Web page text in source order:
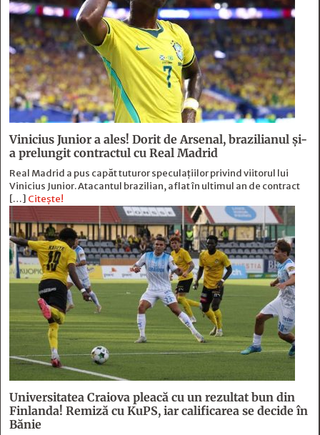
Vinicius Junior a ales! Dorit de Arsenal, brazilianul și-
a prelungit contractul cu Real Madrid
Real Madrid a pus capăt tuturor speculațiilor privind viitorul lui
Vinicius Junior. Atacantul brazilian, aflat în ultimul an de contract
[…] Citește!
Universitatea Craiova pleacă cu un rezultat bun din
Finlanda! Remiză cu KuPS, iar calificarea se decide în
Bănie